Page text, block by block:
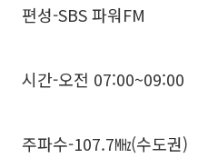
편성-SBS 파워FM
시간-오전 07:00~09:00
주파수-107.7㎒(수도권)